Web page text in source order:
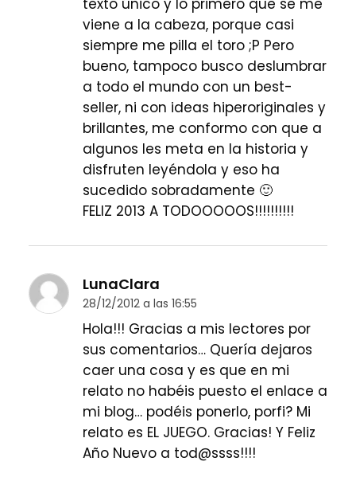
texto único y lo primero que se me
viene a la cabeza, porque casi
siempre me pilla el toro ;P Pero
bueno, tampoco busco deslumbrar
a todo el mundo con un best-
seller, ni con ideas hiperoriginales y
brillantes, me conformo con que a
algunos les meta en la historia y
disfruten leyéndola y eso ha
sucedido sobradamente 🙂
FELIZ 2013 A TODOOOOOS!!!!!!!!!!
LunaClara
28/12/2012 a las 16:55
Hola!!! Gracias a mis lectores por
sus comentarios… Quería dejaros
caer una cosa y es que en mi
relato no habéis puesto el enlace a
mi blog… podéis ponerlo, porfi? Mi
relato es EL JUEGO. Gracias! Y Feliz
Año Nuevo a tod@ssss!!!!